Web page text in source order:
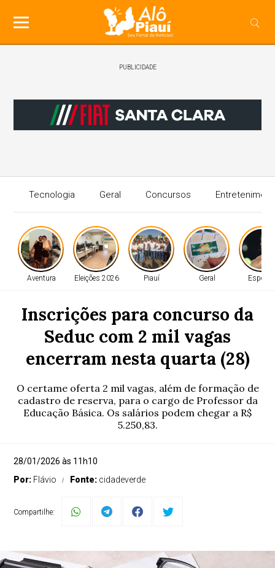
PUBLICIDADE
Tecnologia Geral Concursos
Aventura Eleições 2026 Piauí Geral
Inscrições para concurso da
Seduc com 2 mil vagas
encerram nesta quarta (28)
O certame oferta 2 mil vagas, além de formação de
cadastro de reserva, para o cargo de Professor da
Educação Básica. Os salários podem chegar a R$
5.250,83.
28/01/2026 às 11h10
Por: Flávio Fonte: cidadeverde
Compartilhe: